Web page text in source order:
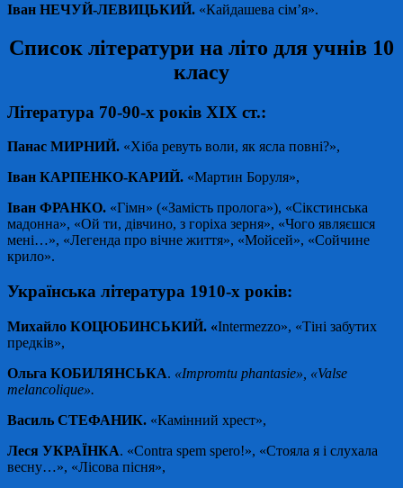
Іван НЕЧУЙ-ЛЕВИЦЬКИЙ. «Кайдашева сім’я».
Список літератури на літо для учнів 10
класу
Література 70-90-х років ХІХ ст.:
Панас МИРНИЙ. «Хіба ревуть воли, як ясла повні?»,
Іван КАРПЕНКО-КАРИЙ. «Мартин Боруля»,
Іван ФРАНКО. «Гімн» («Замість пролога»), «Сікстинська
мадонна», «Ой ти, дівчино, з горіха зерня», «Чого являєшся
мені…», «Легенда про вічне життя», «Мойсей», «Сойчине
крило».
Українська література 1910-х років:
Михайло КОЦЮБИНСЬКИЙ. «Intermezzo», «Тіні забутих
предків»,
Ольга КОБИЛЯНСЬКА. «Іmpromtu phantasie», «Valse
melancolique».
Василь СТЕФАНИК. «Камінний хрест»,
Леся УКРАЇНКА. «Contra spem spero!», «Стояла я і слухала
весну…», «Лісова пісня»,